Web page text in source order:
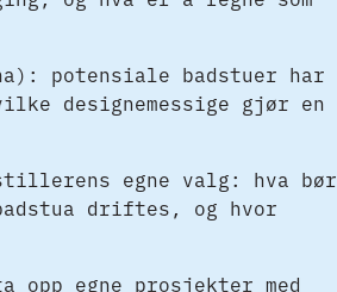
potensiale badstuer har
designemessige gjør en
egne valg: hva bør
driftes, og hvor
egne prosjekter med